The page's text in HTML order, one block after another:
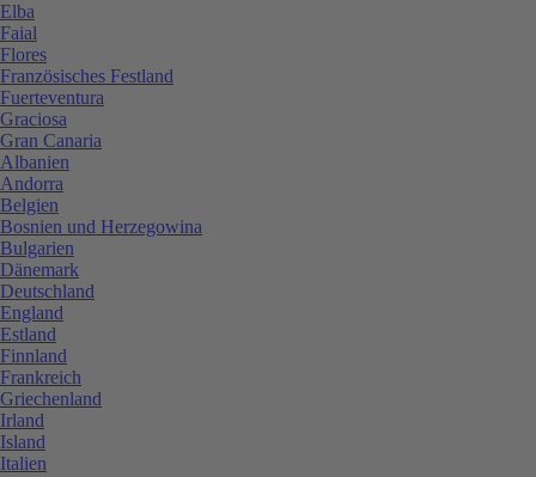
Elba
Faial
Flores
Französisches Festland
Fuerteventura
Graciosa
Gran Canaria
Albanien
Andorra
Belgien
Bosnien und Herzegowina
Bulgarien
Dänemark
Deutschland
England
Estland
Finnland
Frankreich
Griechenland
Irland
Island
Italien